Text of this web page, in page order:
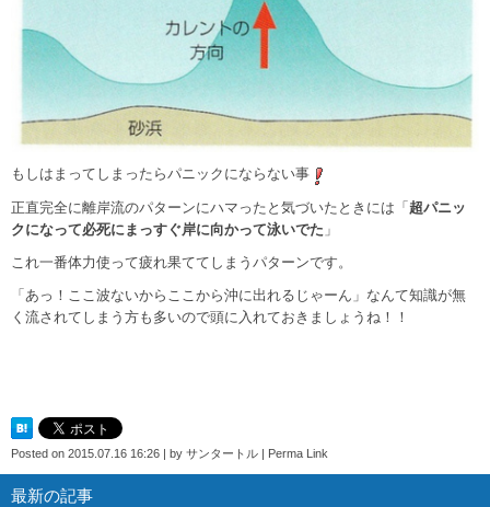
もしはまってしまったらパニックにならない事
正直完全に離岸流のパターンにハマったと気づいたときには「超パニッ
クになって必死にまっすぐ岸に向かって泳いでた 」
これ一番体力使って疲れ果ててしまうパターンです。
「あっ！ここ波ないからここから沖に出れるじゃーん」なんて知識が無
く流されてしまう方も多いので頭に入れておきましょうね！！
Posted on 2015.07.16 16:26 | by サンタートル | Perma Link
最新の記事